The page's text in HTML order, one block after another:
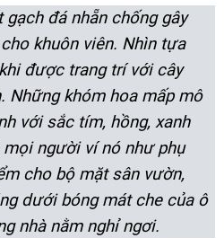
đá nhẵn chống gây
khuôn viên. Nhìn tựa
được trang trí với cây
Những khóm hoa mấp mô
với sắc tím, hồng, xanh
người ví nó như phụ
cho bộ mặt sân vườn,
dưới bóng mát che của ô
nhà nằm nghỉ ngơi.